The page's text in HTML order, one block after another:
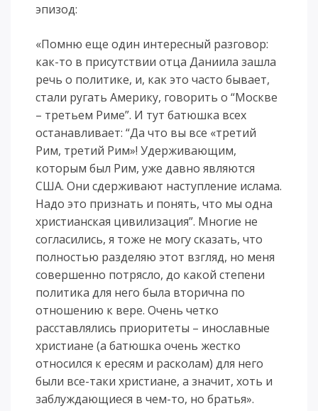
эпизод:
«Помню еще один интересный разговор:
как-то в присутствии отца Даниила зашла
речь о политике, и, как это часто бывает,
стали ругать Америку, говорить о “Москве
– третьем Риме”. И тут батюшка всех
останавливает: “Да что вы все «третий
Рим, третий Рим»! Удерживающим,
которым был Рим, уже давно являются
США. Они сдерживают наступление ислама.
Надо это признать и понять, что мы одна
христианская цивилизация”. Многие не
согласились, я тоже не могу сказать, что
полностью разделяю этот взгляд, но меня
совершенно потрясло, до какой степени
политика для него была вторична по
отношению к вере. Очень четко
расставлялись приоритеты – инославные
христиане (а батюшка очень жестко
относился к ересям и расколам) для него
были все-таки христиане, а значит, хоть и
заблуждающиеся в чем-то, но братья».